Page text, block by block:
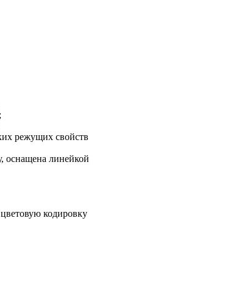
режущих свойств
оснащена линейкой
кодировку